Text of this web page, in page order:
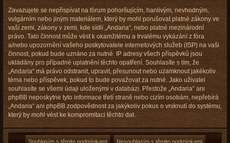
Zavazujete se nepřispívat na fórum pohoršujícím, hanlivým, nevhodným,
vulgárním nebo jiným materiálem, který by mohl porušovat platné zákony ve
vaší zemi, zákony v zemi, kde sídlí „Andaria“, nebo platné mezinárodní
právo. Tato činnost může vést k okamžitému a trvalému vykázání z fóra
a/nebo upozornění vašeho poskytovatele internetových služeb (ISP) na vaši
činnost, pokud bude uznáno za nutné. IP adresy všech příspěvků jsou
ukládány pro případné uplatnění těchto opatření. Souhlasíte s tím, že
„Andaria“ má právo odstranit, upravit, přesunout nebo uzamknout jakékoliv
téma nebo příspěvek, pokud to bude považovat za nutné. Jako uživatel
souhlasíte se všemi údaji uloženými v databázi. Přestože „Andaria“ ani
phpBB neposkytne tyto informace třetí straně nebo cizím osobám, nepřebírá
„Andaria“ ani phpBB zodpovědnost za jakýkoliv pokus o vniknutí do systému,
který by mohl vést ke kompromitaci těchto dat.